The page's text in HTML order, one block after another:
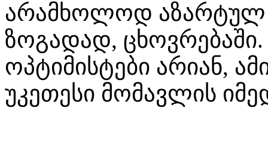
არამხოლოდ აზარტულ
ზოგადად,
ოპტიმისტები არიან,
უკეთესი მომავლის